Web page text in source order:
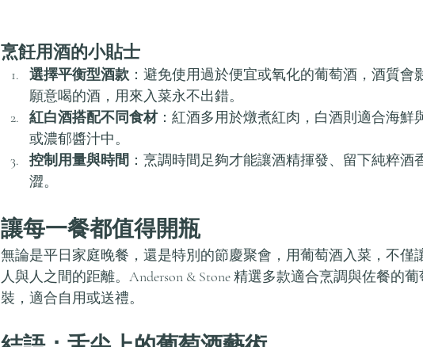
烹飪用酒的小貼士
選擇平衡型酒款 ：避免使用過於便宜或氧化的葡萄酒，酒質
願意喝的酒，用來入菜永不出錯。
紅白酒搭配不同食材：紅酒多用於燉煮紅肉，白酒則適合海鮮
或濃郁醬汁中。
控制用量與時間 ：烹調時間足夠才能讓酒精揮發、留下純粹
澀。
讓每一餐都值得開瓶
無論是平日家庭晚餐，還是特別的節慶聚會，用葡萄酒入菜，不僅
人與人之間的距離。Anderson & Stone 精選多款適合烹調與佐餐的
裝，適合自用或送禮。